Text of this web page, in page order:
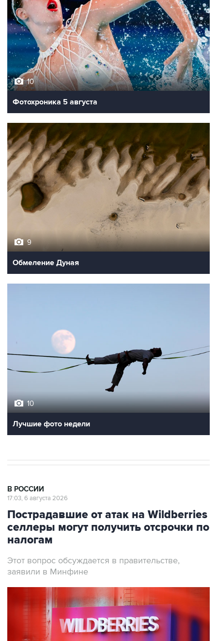
10
Фотохроника 5 августа
9
Обмеление Дуная
10
Лучшие фото недели
В РОССИИ
17:03, 6 августа 2026
Пострадавшие от атак на Wildberries
селлеры могут получить отсрочки по
налогам
Этот вопрос обсуждается в правительстве,
заявили в Минфине